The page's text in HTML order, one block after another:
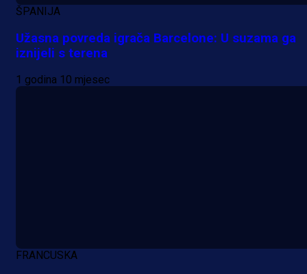
ŠPANIJA
Užasna povreda igrača Barcelone: U suzama ga
iznijeli s terena
1 godina 10 mjesec
FRANCUSKA